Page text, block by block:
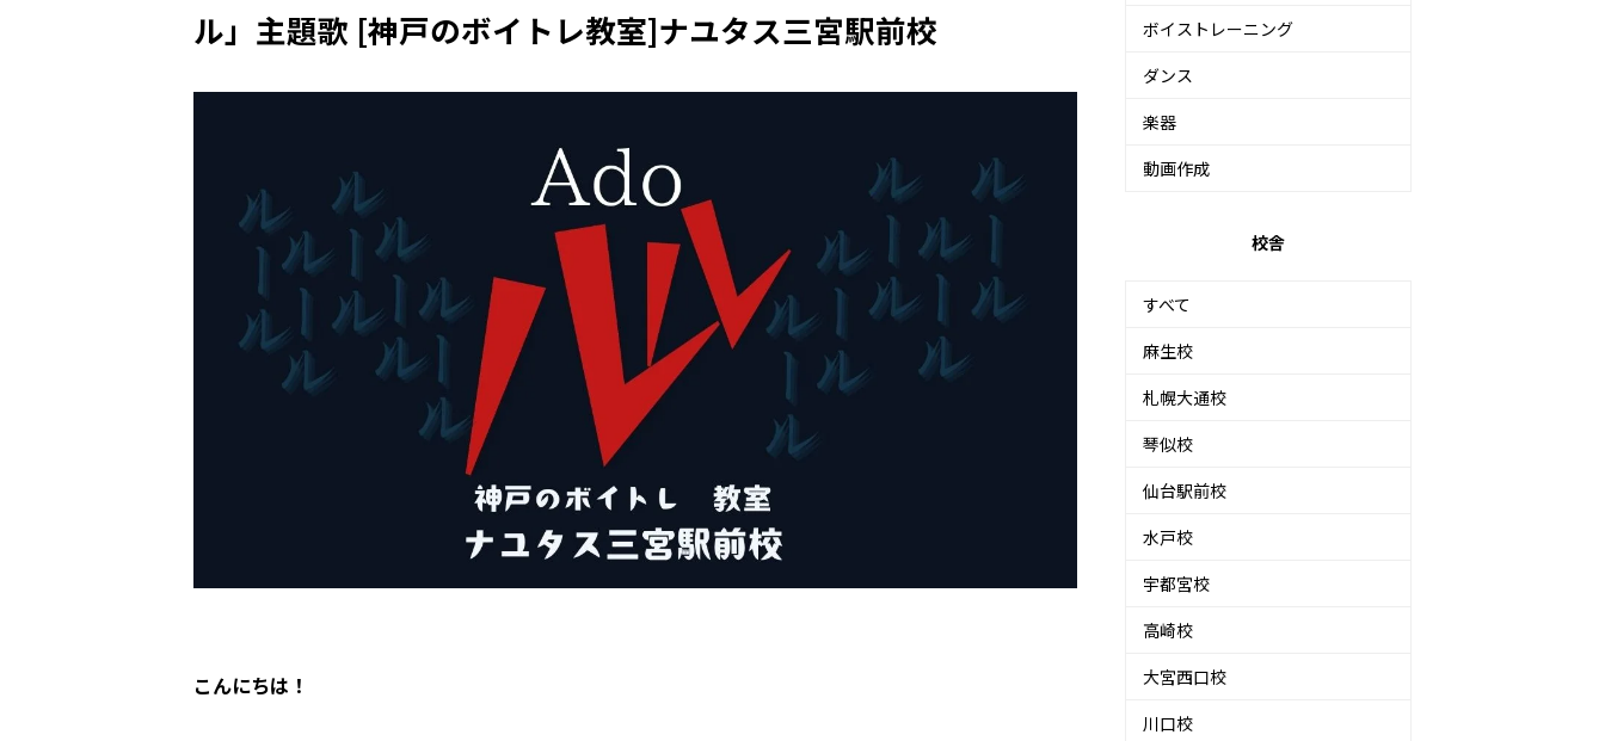
ル」主題歌 [神戸のボイトレ教室]ナユタス三宮駅前校
こんにちは！
ボイストレーニング
ダンス
楽器
動画作成
校舎
すべて
麻生校
札幌大通校
琴似校
仙台駅前校
水戸校
宇都宮校
高崎校
大宮西口校
川口校